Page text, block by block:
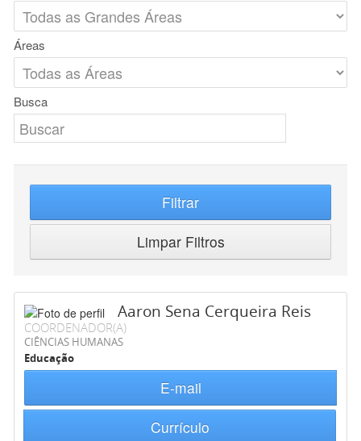
Áreas
Busca
Filtrar
Limpar Filtros
Aaron Sena Cerqueira Reis
COORDENADOR(A)
CIÊNCIAS HUMANAS
Educação
E-mail
Currículo